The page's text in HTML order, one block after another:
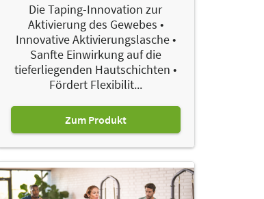
Die Taping-Innovation zur
Aktivierung des Gewebes •
Innovative Aktivierungslasche •
Sanfte Einwirkung auf die
tieferliegenden Hautschichten •
Fördert Flexibilit...
Zum Produkt